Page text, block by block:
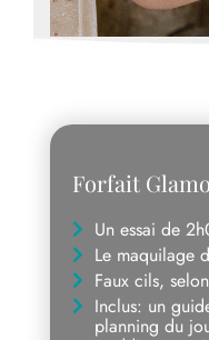
Forfait
Un essai de
Le maquilage
Faux cils,
Inclus: un
planning du